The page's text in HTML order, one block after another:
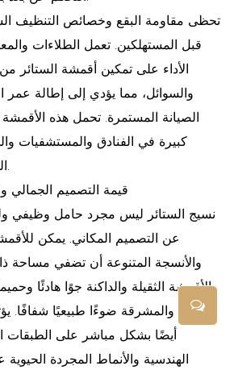
تحظى مقاومة البقع وخصائص التنظيف
قبل المستهلكين. تعمل الطلاءات
الأداء على تمكين أقمشة الستائر
والسوائل، مما يؤدي إلى إطالة عمر
الصيانة المستمرة. تحمل هذه
كبيرة في الفنادق والمستشفيات
قيمة التصميم الجمالي
نسيج الستائر ليس مجرد حامل وظيفي
عن التصميم المكاني. يمكن
والأنسجة المتنوعة أن تضفي مساحة
الأقمشة الثقيلة والداكنة جوًا هادئًا
الخفيفة والمشرقة ضوءًا طبيعيًا شفافًا.
أيضًا بشكل مباشر على الطبقات
الهندسية والأنماط المجردة